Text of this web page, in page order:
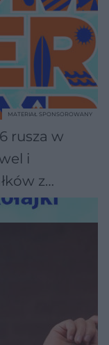
rusza w
i
z
MATERIAŁ SPONSOROWANY